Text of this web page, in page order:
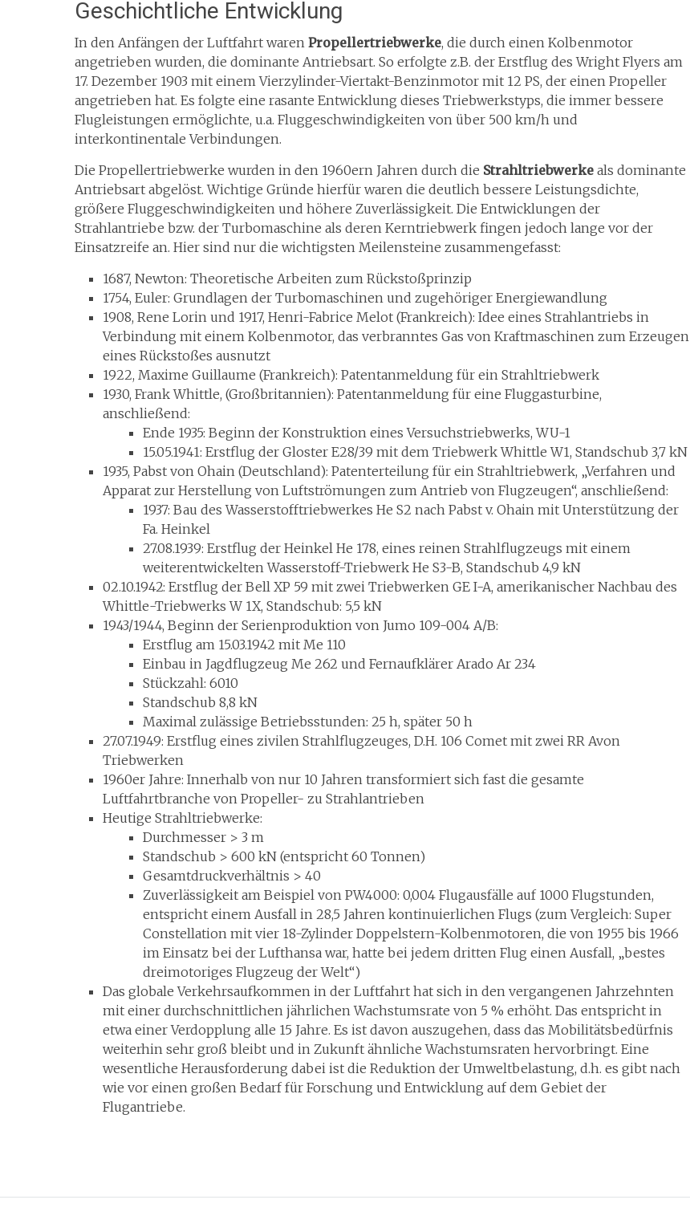
Geschichtliche Entwicklung
In den Anfängen der Luftfahrt waren Propellertriebwerke, die durch einen Kolbenmotor
angetrieben wurden, die dominante Antriebsart. So erfolgte z.B. der Erstflug des Wright Flyers am
17. Dezember 1903 mit einem Vierzylinder-Viertakt-Benzinmotor mit 12 PS, der einen Propeller
angetrieben hat. Es folgte eine rasante Entwicklung dieses Triebwerkstyps, die immer bessere
Flugleistungen ermöglichte, u.a. Fluggeschwindigkeiten von über 500 km/h und
interkontinentale Verbindungen.
Die Propellertriebwerke wurden in den 1960ern Jahren durch die Strahltriebwerke als dominante
Antriebsart abgelöst. Wichtige Gründe hierfür waren die deutlich bessere Leistungsdichte,
größere Fluggeschwindigkeiten und höhere Zuverlässigkeit. Die Entwicklungen der
Strahlantriebe bzw. der Turbomaschine als deren Kerntriebwerk fingen jedoch lange vor der
Einsatzreife an. Hier sind nur die wichtigsten Meilensteine zusammengefasst:
1687, Newton: Theoretische Arbeiten zum Rückstoßprinzip
1754, Euler: Grundlagen der Turbomaschinen und zugehöriger Energiewandlung
1908, Rene Lorin und 1917, Henri-Fabrice Melot (Frankreich): Idee eines Strahlantriebs in
Verbindung mit einem Kolbenmotor, das verbranntes Gas von Kraftmaschinen zum Erzeugen
eines Rückstoßes ausnutzt
1922, Maxime Guillaume (Frankreich): Patentanmeldung für ein Strahltriebwerk
1930, Frank Whittle, (Großbritannien): Patentanmeldung für eine Fluggasturbine,
anschließend:
Ende 1935: Beginn der Konstruktion eines Versuchstriebwerks, WU-1
15.05.1941: Erstflug der Gloster E28/39 mit dem Triebwerk Whittle W1, Standschub 3,7 kN
1935, Pabst von Ohain (Deutschland): Patenterteilung für ein Strahltriebwerk, „Verfahren und
Apparat zur Herstellung von Luftströmungen zum Antrieb von Flugzeugen“, anschließend:
1937: Bau des Wasserstofftriebwerkes He S2 nach Pabst v. Ohain mit Unterstützung der
Fa. Heinkel
27.08.1939: Erstflug der Heinkel He 178, eines reinen Strahlflugzeugs mit einem
weiterentwickelten Wasserstoff-Triebwerk He S3-B, Standschub 4,9 kN
02.10.1942: Erstflug der Bell XP 59 mit zwei Triebwerken GE I-A, amerikanischer Nachbau des
Whittle-Triebwerks W 1X, Standschub: 5,5 kN
1943/1944, Beginn der Serienproduktion von Jumo 109-004 A/B:
Erstflug am 15.03.1942 mit Me 110
Einbau in Jagdflugzeug Me 262 und Fernaufklärer Arado Ar 234
Stückzahl: 6010
Standschub 8,8 kN
Maximal zulässige Betriebsstunden: 25 h, später 50 h
27.07.1949: Erstflug eines zivilen Strahlflugzeuges, D.H. 106 Comet mit zwei RR Avon
Triebwerken
1960er Jahre: Innerhalb von nur 10 Jahren transformiert sich fast die gesamte
Luftfahrtbranche von Propeller- zu Strahlantrieben
Heutige Strahltriebwerke:
Durchmesser > 3 m
Standschub > 600 kN (entspricht 60 Tonnen)
Gesamtdruckverhältnis > 40
Zuverlässigkeit am Beispiel von PW4000: 0,004 Flugausfälle auf 1000 Flugstunden,
entspricht einem Ausfall in 28,5 Jahren kontinuierlichen Flugs (zum Vergleich: Super
Constellation mit vier 18-Zylinder Doppelstern-Kolbenmotoren, die von 1955 bis 1966
im Einsatz bei der Lufthansa war, hatte bei jedem dritten Flug einen Ausfall, „bestes
dreimotoriges Flugzeug der Welt“)
Das globale Verkehrsaufkommen in der Luftfahrt hat sich in den vergangenen Jahrzehnten
mit einer durchschnittlichen jährlichen Wachstumsrate von 5 % erhöht. Das entspricht in
etwa einer Verdopplung alle 15 Jahre. Es ist davon auszugehen, dass das Mobilitätsbedürfnis
weiterhin sehr groß bleibt und in Zukunft ähnliche Wachstumsraten hervorbringt. Eine
wesentliche Herausforderung dabei ist die Reduktion der Umweltbelastung, d.h. es gibt nach
wie vor einen großen Bedarf für Forschung und Entwicklung auf dem Gebiet der
Flugantriebe.